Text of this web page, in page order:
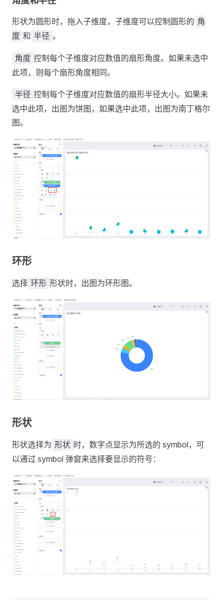
形状为圆形时，拖入子维度，子维度可以控制圆形的 角
度 和 半径 。
角度 控制每个子维度对应数值的扇形角度。如果未选中
此项，则每个扇形角度相同。
半径 控制每个子维度对应数值的扇形半径大小。如果未
选中此项，出图为饼图，如果选中此项，出图为南丁格尔
图。
环形
选择 环形 形状时，出图为环形图。
形状
形状选择为 形状 时，数字点显示为所选的 symbol，可
以通过 symbol 弹窗来选择要显示的符号：